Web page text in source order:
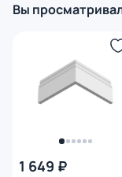
Вы
1 649 ₽